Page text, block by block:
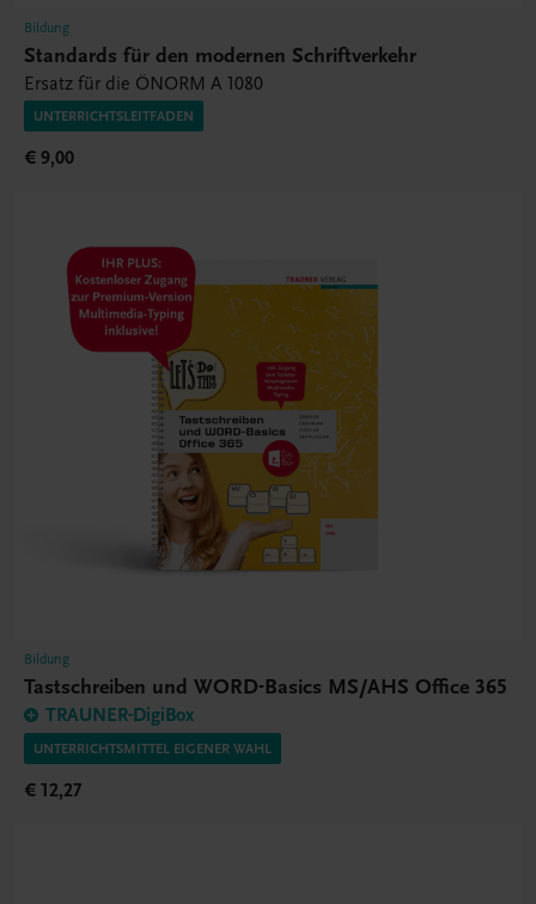
Bildung
Standards für den modernen Schriftverkehr
Ersatz für die ÖNORM A 1080
UNTERRICHTSLEITFADEN
€ 9,00
Bildung
Tastschreiben und WORD-Basics MS/AHS Office 365
TRAUNER-DigiBox
UNTERRICHTSMITTEL EIGENER WAHL
€ 12,27